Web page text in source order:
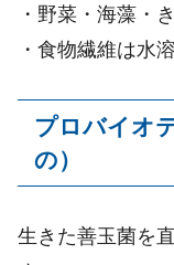
・野菜・海藻・
・食物繊維は水
プロバイオ
の）
生きた善玉菌を